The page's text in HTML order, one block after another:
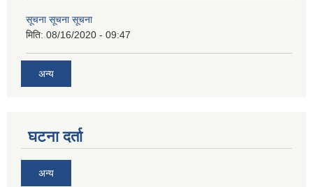
सूचना सूचना सूचना
मिति: 08/16/2020 - 09:47
अन्य
घटना दर्ता
अन्य